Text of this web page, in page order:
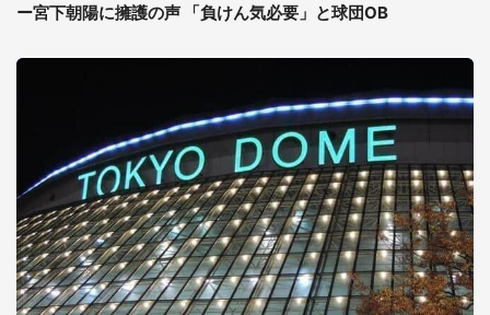
ー宮下朝陽に擁護の声 「負けん気必要」と球団OB